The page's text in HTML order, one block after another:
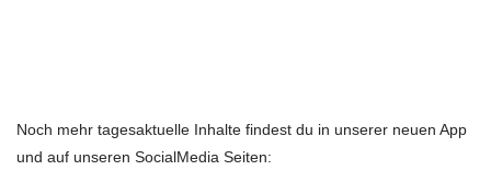
Noch mehr tagesaktuelle Inhalte findest du in unserer neuen App
und auf unseren SocialMedia Seiten: